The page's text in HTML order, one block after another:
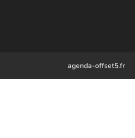
agenda-offset5.fr